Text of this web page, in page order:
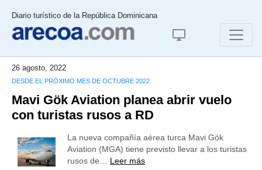
Diario turístico de la República Dominicana
26 agosto, 2022
DESDE EL PRÓXIMO MES DE OCTUBRE 2022
Mavi Gök Aviation planea abrir vuelo
con turistas rusos a RD
La nueva compañía aérea turca Mavi Gök
Aviation (MGA) tiene previsto llevar a los turistas
rusos de… Leer más